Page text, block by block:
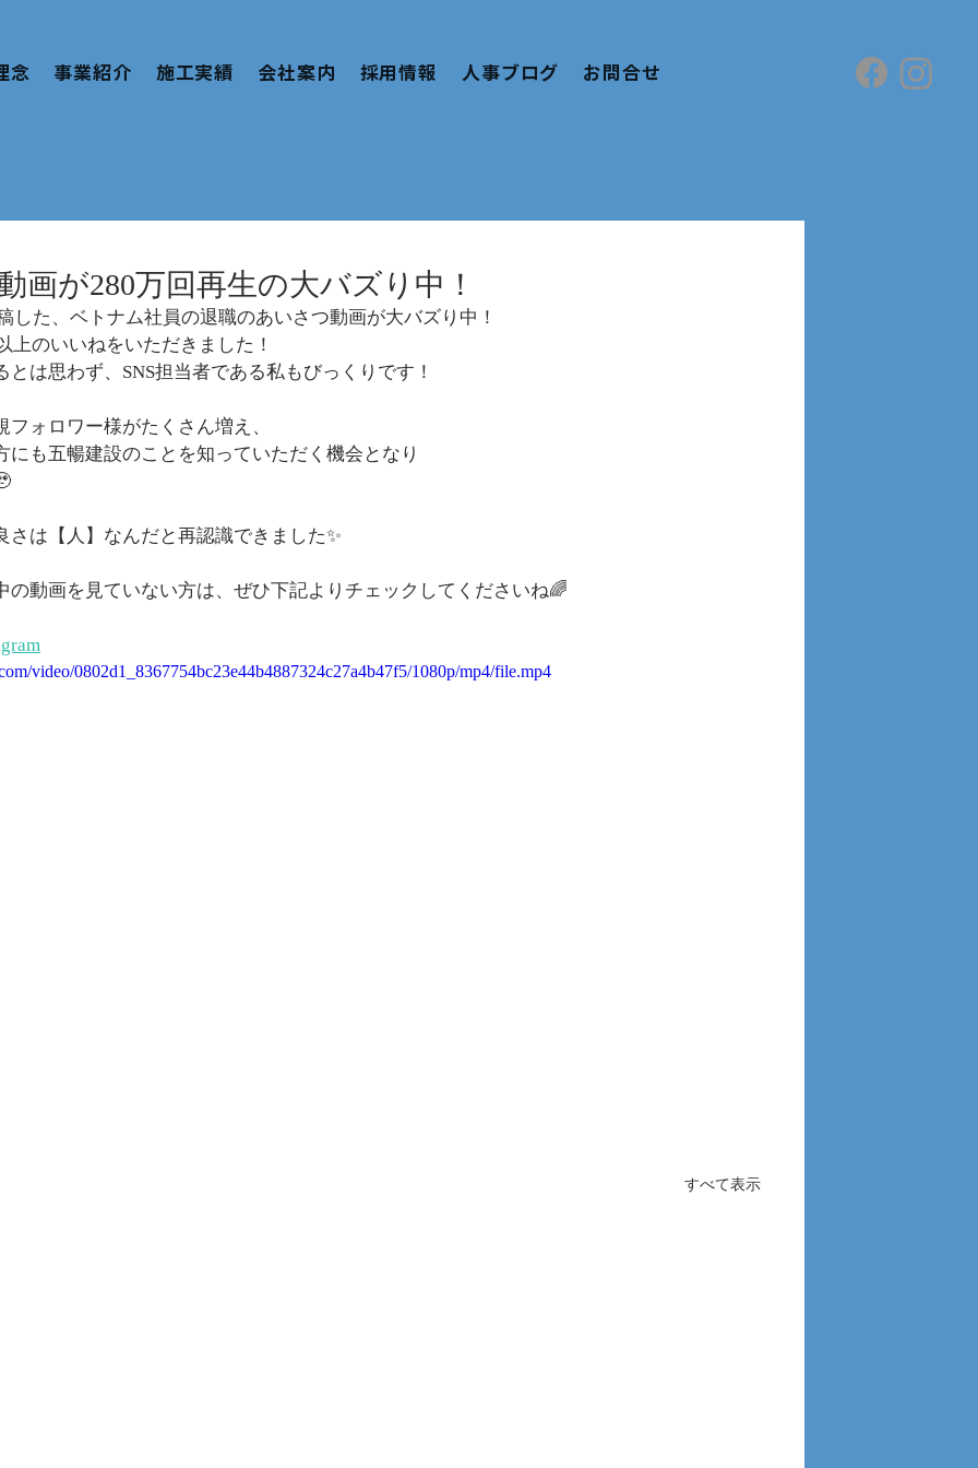
念 事業紹介 施工実績 会社案内 採用情報 人事ブログ お問合せ
画が280万回再生の大バズり中！
した、ベトナム社員の退職のあいさつ動画が大バズり中！
上のいいねをいただきました！
とは思わず、SNS担当者である私もびっくりです！
ォロワー様がたくさん増え、
にも五暢建設のことを知っていただく機会となり
さは【人】なんだと再認識できました✨
の動画を見ていない方は、ぜひ下記よりチェックしてくださいね🌈
video/0802d1_8367754bc23e44b4887324c27a4b47f5/1080p/mp4/file.mp4
すべて表示